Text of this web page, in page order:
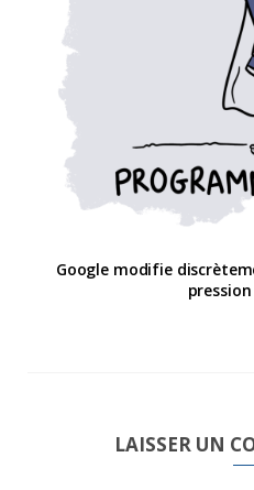
Google modifie
pression
LAISSER UN